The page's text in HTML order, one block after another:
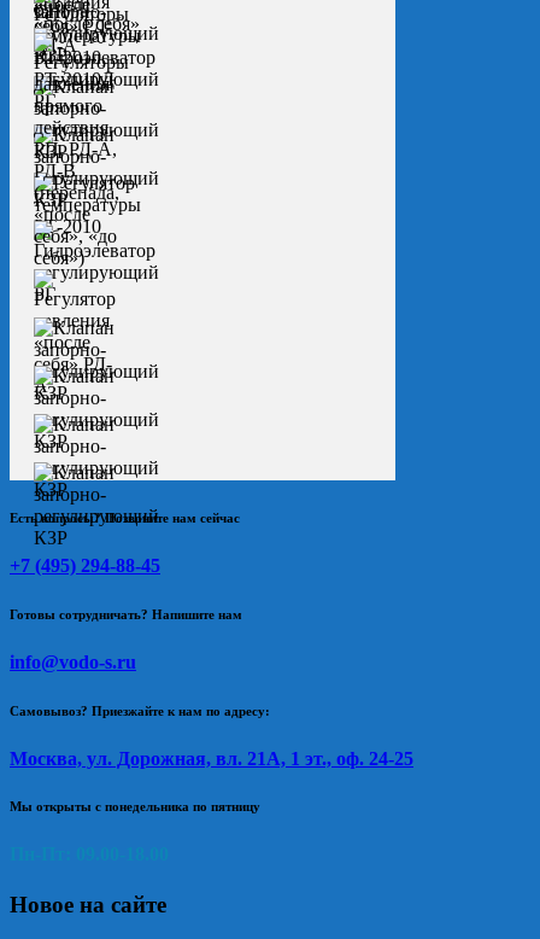
Есть вопросы? Позвоните нам сейчас
+7 (495) 294-88-45
Готовы сотрудничать? Напишите нам
info@vodo-s.ru
Самовывоз? Приезжайте к нам по адресу:
Москва, ул. Дорожная, вл. 21А, 1 эт., оф. 24-25
Мы открыты с понедельника по пятницу
Новое на сайте